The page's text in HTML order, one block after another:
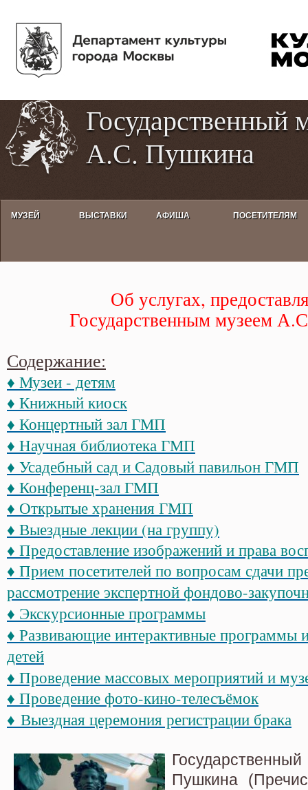
Государственный
А.С. Пушкина
МУЗЕЙ ВЫСТАВКИ АФИША ПОСЕТИТЕЛЯМ
Услуги, предоставляемые
Об услугах,
Государственным музеем
Содержание:
♦ Музеи - детям
♦ Книжный киоск
♦ Концертный зал ГМП
♦ Научная библиотека ГМП
♦ Усадебный сад и Садовый павильон ГМП
♦ Конференц-зал ГМП
♦ Открытые хранения ГМП
♦ Выездные лекции (на группу)
♦ Предоставление изображений и права
♦ Прием посетителей по вопросам сдачи
рассмотрение экспертной фондово-
♦ Экскурсионные программы
♦ Развивающие интерактивные программы
детей
♦ Проведение массовых мероприятий и
♦ Проведение фото-кино-телесъёмок
♦ Выездная церемония регистрации брака
Пушкина